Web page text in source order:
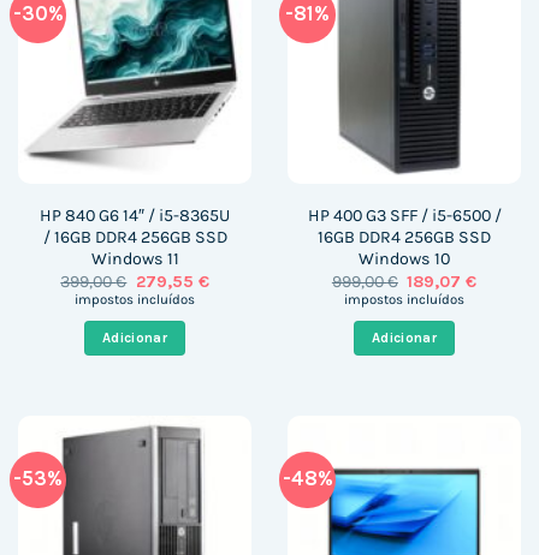
-30%
HP 840 G6 14″ / i5-8365U
/ 16GB DDR4 256GB SSD
Windows 11
399,00€ O
preço
era:
399,00 €.
279,55 €O
impostos incluídos
Adicionar
-81%
HP 400 G3 SFF / i5-6500 /
16GB DDR4 256GB SSD
Windows 10
999,00€ O
preço
era:
999,00 €.
189,07€O
impostos incluídos
Adicionar
-53% -48%